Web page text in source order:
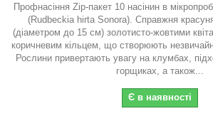
Профнасіння Zip-пакет 10 насінин в
(Rudbeckia hirta Sonora). Справжня
(діаметром до 15 см) золотисто-жовтими
коричневим кільцем, що створюють
Рослини привертають увагу на клумбах,
горщиках, а також...
Є в наявності